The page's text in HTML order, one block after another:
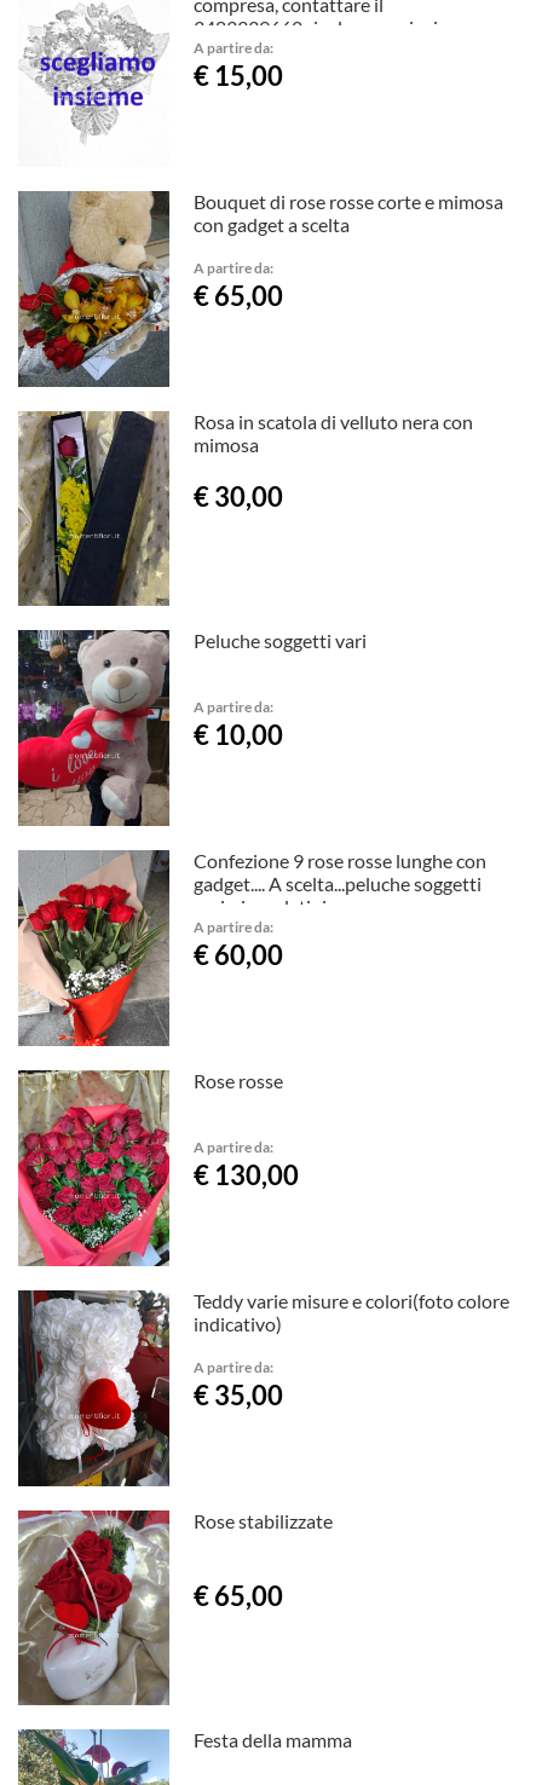
3483339662,risolveremo insieme
A partire da:
€ 15,00
Bouquet di rose rosse corte e mimosa
con gadget a scelta
A partire da:
€ 65,00
Rosa in scatola di velluto nera con
mimosa
€ 30,00
Peluche soggetti vari
A partire da:
€ 10,00
Confezione 9 rose rosse lunghe con
gadget.... A scelta...peluche soggetti
vari..cioccolatini..
A partire da:
€ 60,00
Rose rosse
A partire da:
€ 130,00
Teddy varie misure e colori(foto colore
indicativo)
A partire da:
€ 35,00
Rose stabilizzate
€ 65,00
Festa della mamma